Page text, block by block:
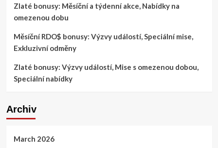
Zlaté bonusy: Měsíční a týdenní akce, Nabídky na
omezenou dobu
Měsíční RDO$ bonusy: Výzvy událostí, Speciální mise,
Exkluzivní odměny
Zlaté bonusy: Výzvy událostí, Mise s omezenou dobou,
Speciální nabídky
Archiv
March 2026